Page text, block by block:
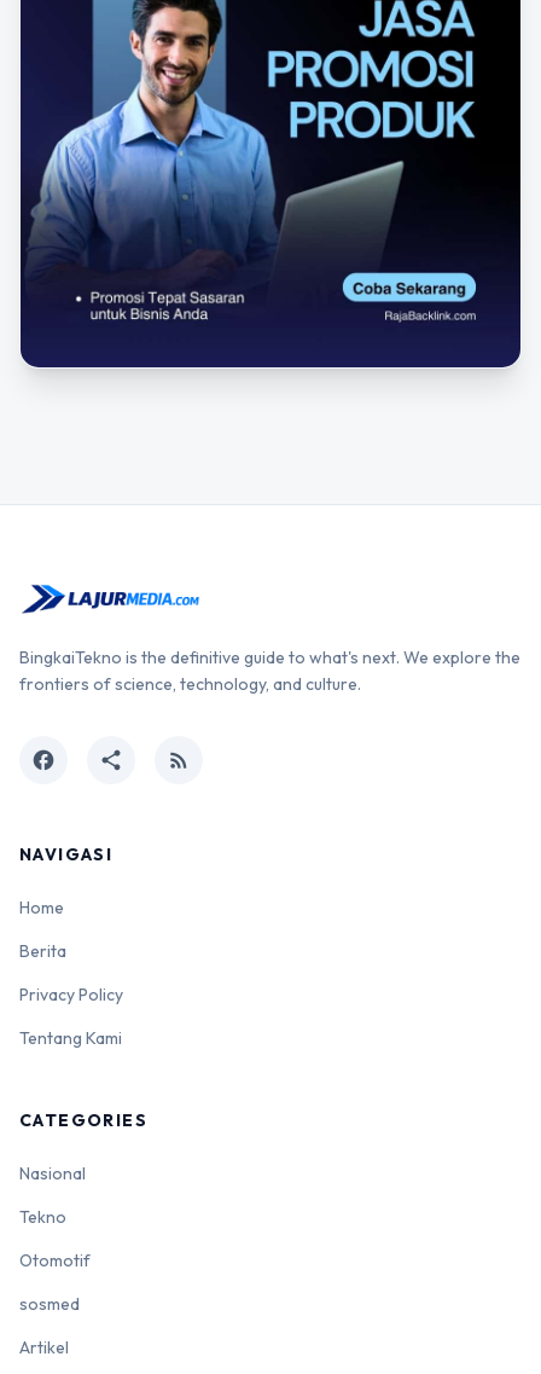
BingkaiTekno is the definitive guide to what's next. We explore the
frontiers of science, technology, and culture.
facebook share rss_feed
NAVIGASI
Home
Berita
Privacy Policy
Tentang Kami
CATEGORIES
Nasional
Tekno
Otomotif
sosmed
Artikel